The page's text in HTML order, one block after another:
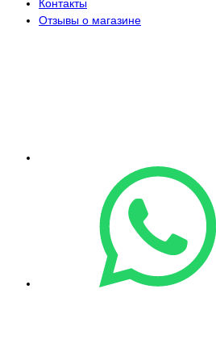
Контакты
Отзывы о магазине